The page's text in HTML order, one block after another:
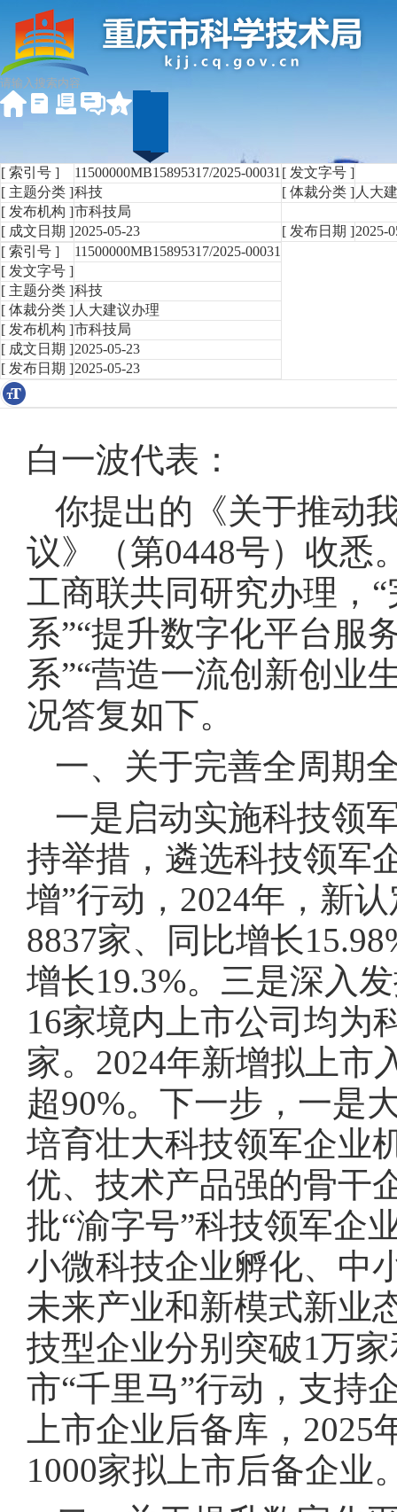
[ 索引号 ] 11500000MB15895317/2025-00031 [ 发文字号 ]
[ 主题分类 ]科技 [ 体裁分类 ] 人大
[ 发布机构 ]市科技局
[ 成文日期 ]2025-05-23 [ 发布日期 ]2025-
[ 索引号 ]
11500000MB15895317/2025-00031
[ 发文字号 ]
[ 主题分类 ]科技
[ 体裁分类 ] 人大建议办理
[ 发布机构 ]市科技局
[ 成文日期 ]2025-05-23
[ 发布日期 ]2025-05-23
白一波代表：
你提出的《关于推动
议》（第0448号）收悉
工商联共同研究办理，
系”“提升数字化平台服
系”“营造一流创新创业
况答复如下。
一、关于完善全周期
一是启动实施科技领
持举措，遴选科技领军
增”行动，2024年，新
8837家、同比增长
增长19.3%。三是深入
16家境内上市公司均为
家。2024年新增拟上市
超90%。下一步，一是
培育壮大科技领军企业
优、技术产品强的骨干
批“渝字号”科技领军企
小微科技企业孵化、中
未来产业和新模式新业
技型企业分别突破1万
市“千里马”行动，支持
上市企业后备库，
1000家拟上市后备企业